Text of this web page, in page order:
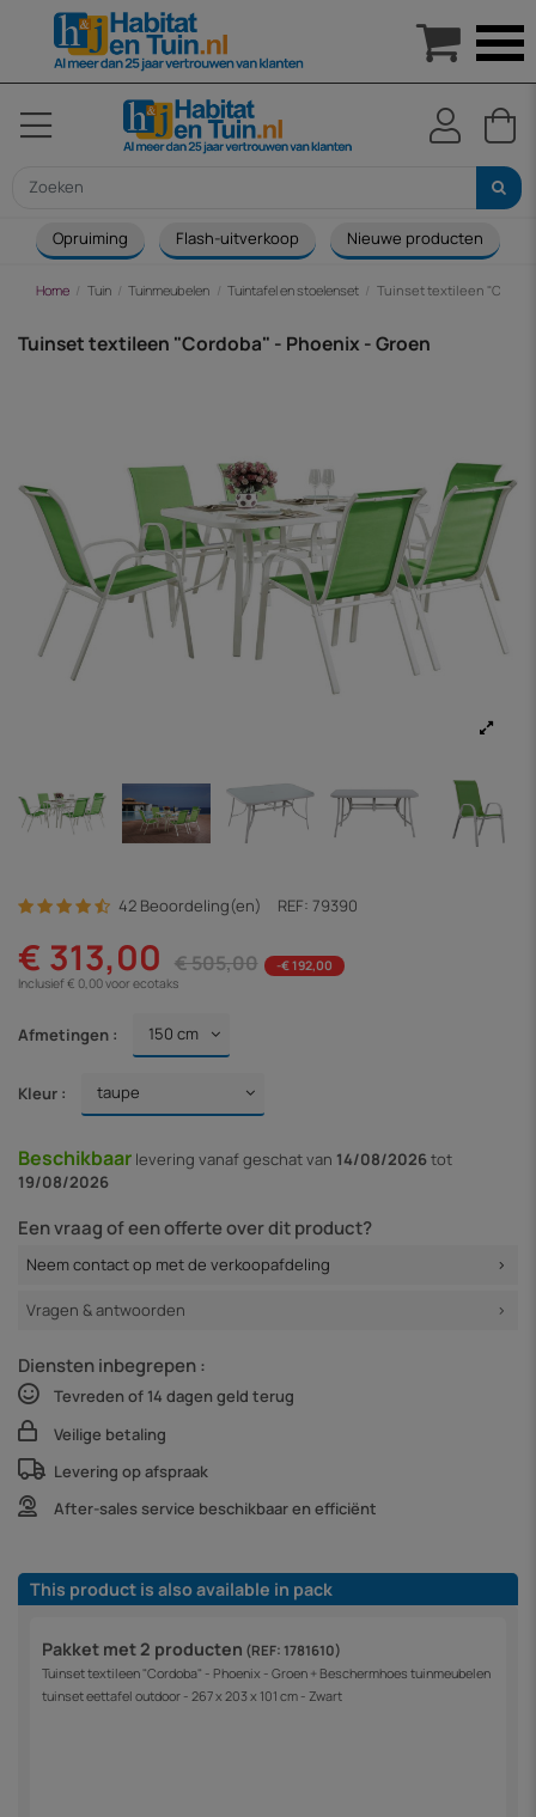
Opruiming Flash-uitverkoop Nieuwe producten
Home Tuin Tuinmeubelen Tuintafel en stoelenset Tuinset textileen
Tuinset textileen "Cordoba" - Phoenix - Groen
42 Beoordeling(en) REF: 79390
€ 313,00 € 505,00
-€ 192,00
Inclusief € 0,00 voor ecotaks
Afmetingen :
Kleur :
Beschikbaar levering vanafgeschat van 14/08/2026tot
19/08/2026
Een vraag of een offerte over dit product?
Neem contact op met de verkoopafdeling
Vragen & antwoorden
Diensten inbegrepen :
Tevreden of 14 dagen geld terug
Veilige betaling
Levering op afspraak
After-sales service beschikbaar en efficiënt
This product is also available in pack
Pakket met 2 producten (REF: 1781610)
Tuinset textileen "Cordoba" - Phoenix - Groen + Beschermhoes tuinmeubelen
tuinset eettafel outdoor - 267 x 203 x 101 cm - Zwart
